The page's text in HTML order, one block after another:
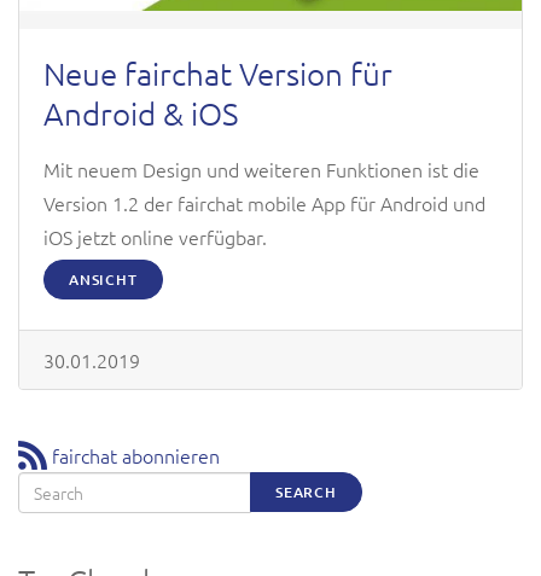
Neue fairchat Version für
Android & iOS
Mit neuem Design und weiteren Funktionen ist die
Version 1.2 der fairchat mobile App für Android und
iOS jetzt online verfügbar.
ANSICHT
30.01.2019
fairchat abonnieren
Search SEARCH